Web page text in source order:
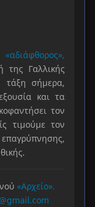
της Γαλλικής
τάξη σήμερα,
και τα
τον
τιμούμε τον
«Αρχείο».